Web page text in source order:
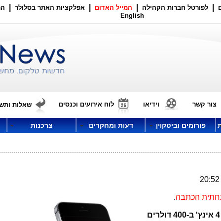
לפורטל חברות הקהילה המייל האדום אפלקציות האתר בסלולר
English
צור קשר וידיאו לוח אירועים וכנסים שאלות
פורומים וביטקוין דעות ומחקרים צרכנות
הכתבה.
עם מסך 4 אינץ' ב-400 דולרים